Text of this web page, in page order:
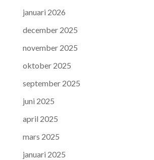
januari 2026
december 2025
november 2025
oktober 2025
september 2025
juni 2025
april 2025
mars 2025
januari 2025